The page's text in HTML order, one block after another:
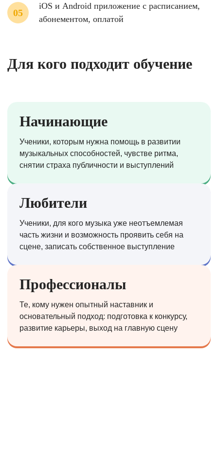
iOS и Android приложение с расписанием,
абонементом, оплатой
Для кого подходит обучение
Начинающие
Ученики, которым нужна помощь в развитии
музыкальных способностей, чувстве ритма,
снятии страха публичности и выступлений
Любители
Ученики, для кого музыка уже неотъемлемая
часть жизни и возможность проявить себя на
сцене, записать собственное выступление
Профессионалы
Те, кому нужен опытный наставник и
основательный подход: подготовка к конкурсу,
развитие карьеры, выход на главную сцену